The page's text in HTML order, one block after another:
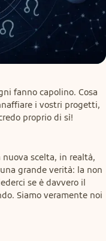
fanno capolino. Cosa
i vostri progetti,
proprio di sì!
scelta, in realtà,
grande verità: la non
se è davvero il
Siamo veramente noi